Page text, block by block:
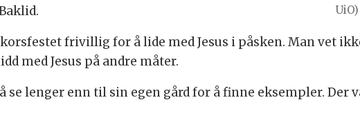
UiO)
frivillig for å lide med Jesus i påsken. Man vet
med Jesus på andre måter.
se lenger enn til sin egen gård for å finne eksempler. Der